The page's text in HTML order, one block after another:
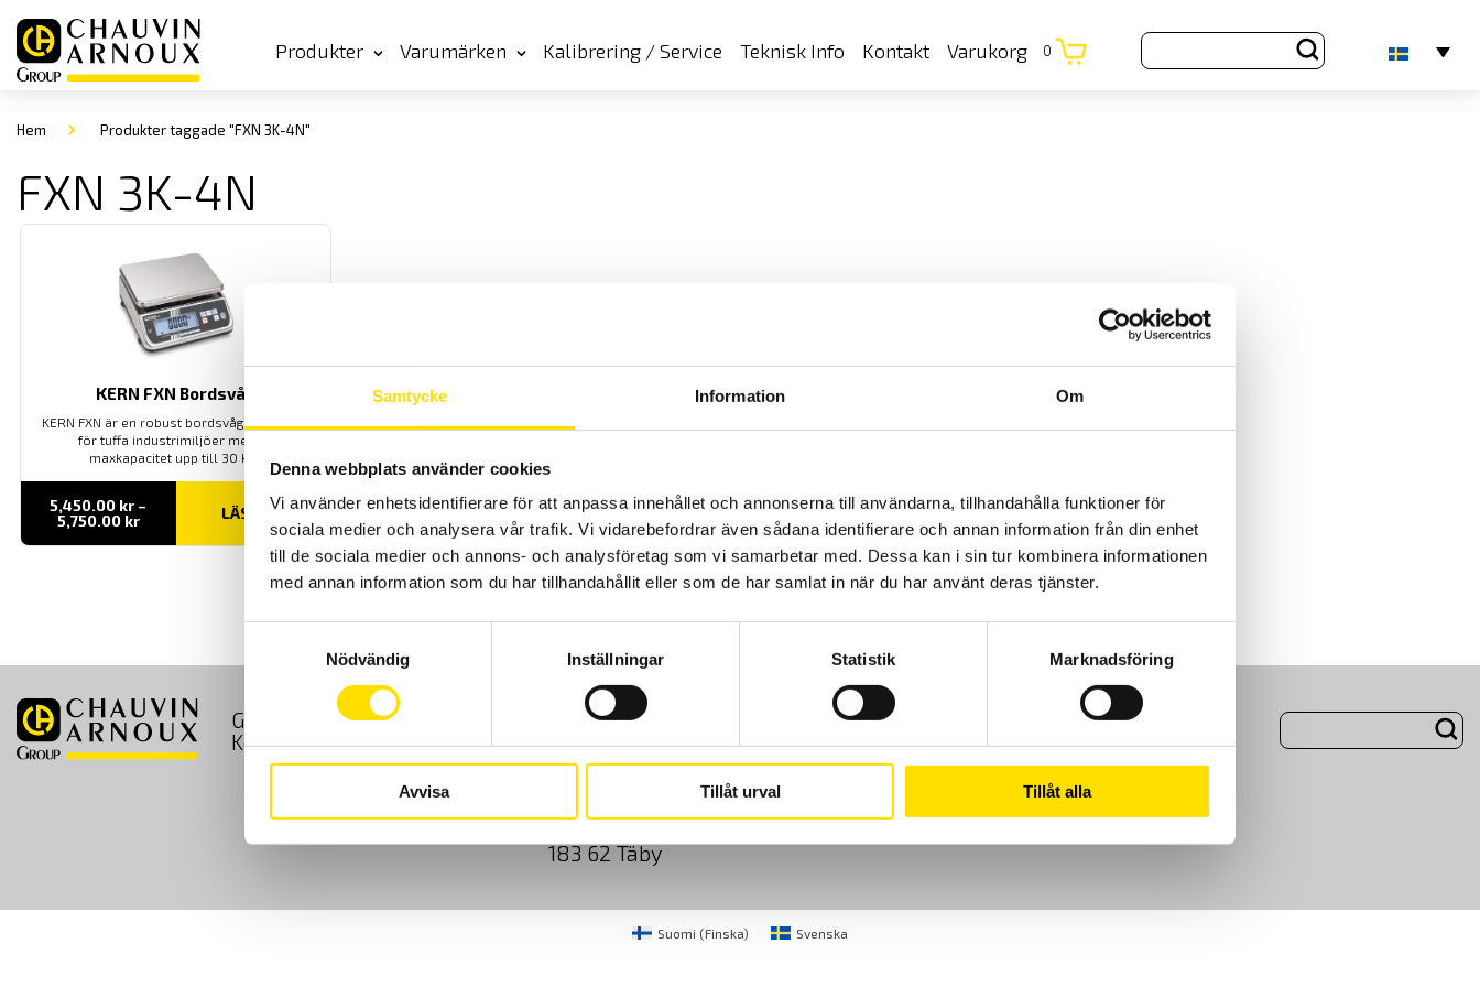
Samtycke Information Om
Denna webbplats använder cookies
Vi använder enhetsidentifierare för att anpassa innehållet och annonserna till användarna, tillhandahålla funktioner för
sociala medier och analysera vår trafik. Vi vidarebefordrar även sådana identifierare och annan information från din enhet
till de sociala medier och annons- och analysföretag som vi samarbetar med. Dessa kan i sin tur kombinera informationen
med annan information som du har tillhandahållit eller som de har samlat in när du har använt deras tjänster.
Nödvändig
Inställningar Statistik Marknadsföring
Avvisa Tillåt urval Tillåt alla
Produkter Varumärken Kalibrering / Service Teknisk Info Kontakt Varukorg 0
Hem Produkter taggade "FXN 3K-4N"
FXN 3K-4N
KERN FXN Bordsvåg
KERN FXN är en robust bordsvåg anpassad
för tuffa industrimiljöer med en
maxkapacitet upp till 30 kg
5,450.00 kr –
5,750.00 krPrisintervall:
till
LÄS MER
GDPR Köpvillkor Cookies Kundundersökning
Om Oss
Kontakt
Sjöflygvägen 35
183 62 Täby
08-50 52 68 00
info@camatsystem.com
Suomi (Finska) Svenska